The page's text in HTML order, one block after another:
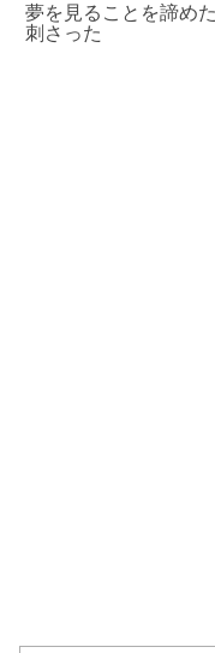
夢を見ることを諦め
刺さった